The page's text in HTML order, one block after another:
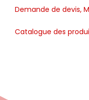
Demande de devis,
Catalogue des